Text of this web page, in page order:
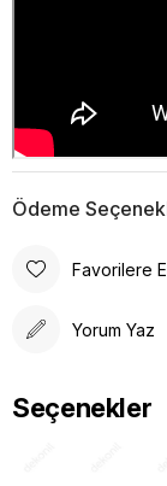
Ödeme
Favorilere
Yorum Yaz
Seçenekler